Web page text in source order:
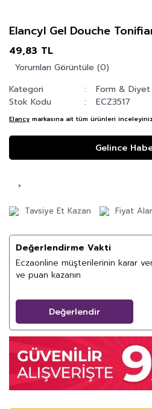
Elancyl Gel Douche
49,83 TL
Yorumları Görüntüle (0)
Kategori
Form & Diyet
Stok Kodu
ECZ3517
Elancy markasına ait tüm ürünleri inceleyiniz
Gelince
Tavsiye Et Kazan Fiyat
Değerlendirme Vakti
Eczaonline müşterilerinin karar
ve puan kazanın
Değerlendir